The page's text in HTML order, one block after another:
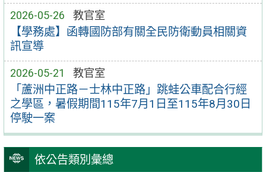
2026-05-26 教官室
【學務處】函轉國防部有關全民防衛動員相關資
訊宣導
2026-05-21 教官室
「蘆洲中正路－士林中正路」跳蛙公車配合行經
之學區，暑假期間115年7月1日至115年8月30日
停駛一案
依公告類別彙總